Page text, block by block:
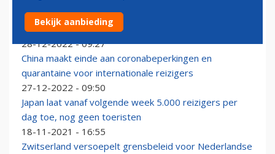
Hongkong volgt China en schrapt belangrijkste
coronabeperkingen
28-12-2022 - 09:27
China maakt einde aan coronabeperkingen en
quarantaine voor internationale reizigers
27-12-2022 - 09:50
Japan laat vanaf volgende week 5.000 reizigers per
dag toe, nog geen toeristen
18-11-2021 - 16:55
Zwitserland versoepelt grensbeleid voor Nederlandse
Bekijk aanbieding